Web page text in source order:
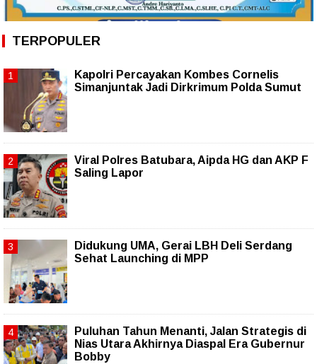
TERPOPULER
Kapolri Percayakan Kombes Cornelis
Simanjuntak Jadi Dirkrimum Polda Sumut
Viral Polres Batubara, Aipda HG dan AKP F
Saling Lapor
Didukung UMA, Gerai LBH Deli Serdang
Sehat Launching di MPP
Puluhan Tahun Menanti, Jalan Strategis di
Nias Utara Akhirnya Diaspal Era Gubernur
Bobby